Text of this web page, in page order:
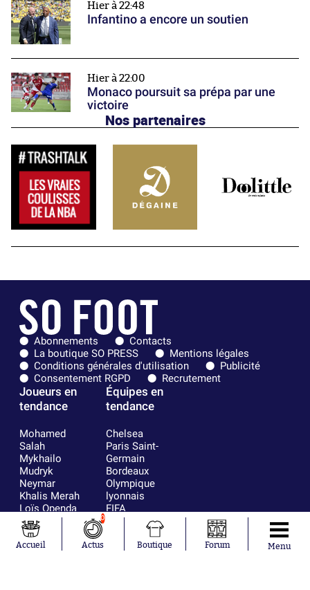
Hier à 22:48
Infantino a encore un soutien
Hier à 22:00
Monaco poursuit sa prépa par une
victoire
Nos partenaires
Abonnements
Contacts
La boutique SO PRESS
Mentions légales
Conditions générales d'utilisation
Publicité
Consentement RGPD
Recrutement
Joueurs en
tendance
Mohamed
Salah
Mykhailo
Mudryk
Neymar
Khalis Merah
Loïs Openda
Moussa
Niakhaté
Nicolás
Équipes en
tendance
Chelsea
Paris Saint-
Germain
Bordeaux
Olympique
lyonnais
FIFA
Real Madrid
RC Strasbourg
AC Milan
Accueil
0
Actus Boutique Forum Menu